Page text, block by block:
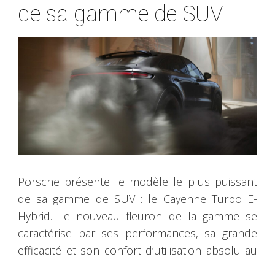
de sa gamme de SUV
Porsche présente le modèle le plus puissant
de sa gamme de SUV : le Cayenne Turbo E-
Hybrid. Le nouveau fleuron de la gamme se
caractérise par ses performances, sa grande
efficacité et son confort d’utilisation absolu au